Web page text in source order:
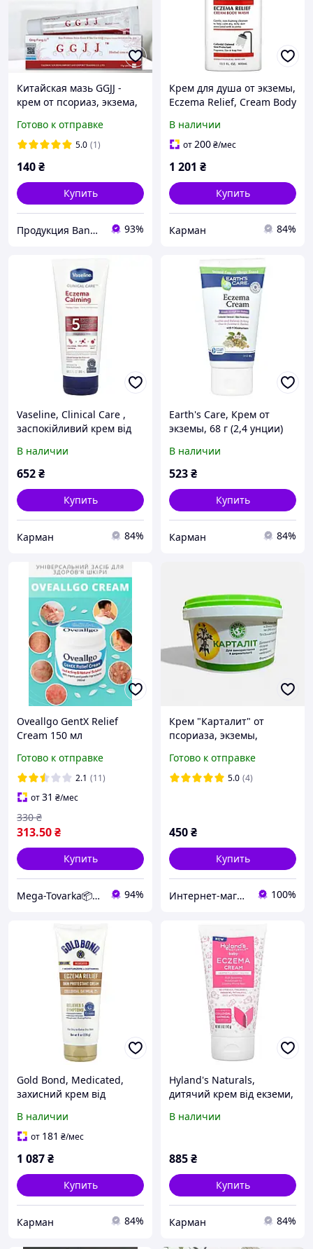
Китайская мазь GGJJ -
крем от псориаз, экзема,
Готово к отправке
5.0 (1)
140₴
Купить
Продукция Bang De Li 93%
Крем для душа от экземы,
Eczema Relief, Cream Body
В наличии
от200₴/мес
1 201 ₴
Купить
Карман 84%
Vaseline, Clinical Care ,
заспокійливий крем від
ароматизаторів, 200 мл
(6,8 рідк. унції)
В наличии
652₴
Купить
Карман 84%
Earth's Care, Крем от
экземы, 68 г (2,4 унции)
В наличии
523₴
Купить
Карман 84%
Oveallgo GentX Relief
Cream 150 мл
ВПЧ, бородавок и экземы
Готово к отправке
2.1 (11)
от31 ₴/мес
313.50₴
330 ₴
Купить
Mega-Tovarka📦💙💛 94%
Крем "Карталит" от
псориаза, экземы,
Готово к отправке
5.0 (4)
450₴
Купить
Интернет-магазин Елена 100%
Gold Bond, Medicated,
захисний крем від
В наличии
от 181 ₴/мес
1 087₴
Купить
Карман 84%
Hyland's Naturals,
дитячий крем від екземи,
В наличии
885₴
Купить
Карман 84%